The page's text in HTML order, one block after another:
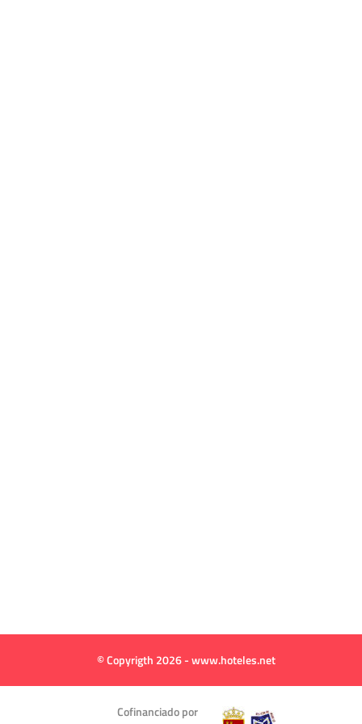
© Copyrigth 2026 - www.hoteles.net
Cofinanciado por